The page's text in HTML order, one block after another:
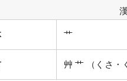
艹
艸 艹 （くさ・